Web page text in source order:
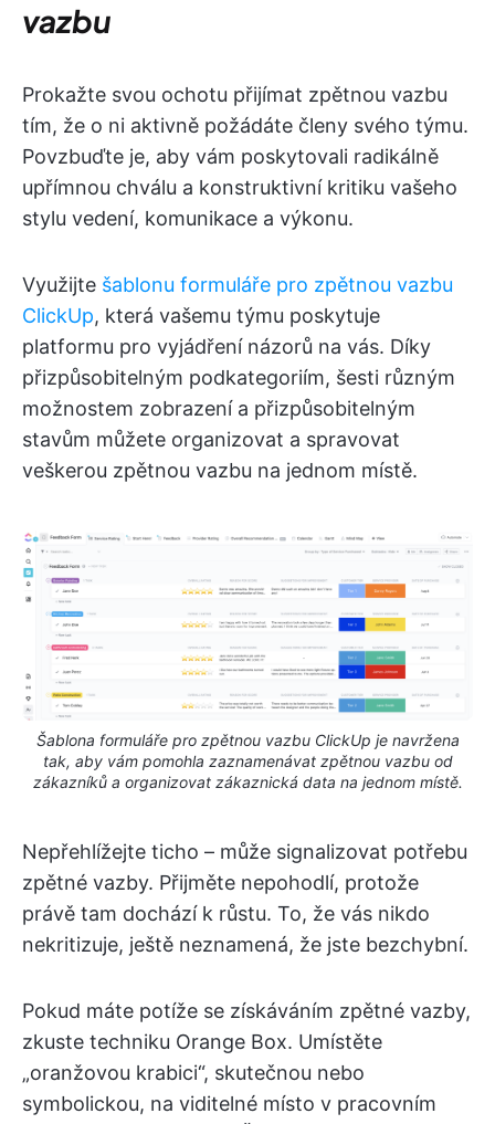
vazbu
Prokažte svou ochotu přijímat zpětnou vazbu
tím, že o ni aktivně požádáte členy svého týmu.
Povzbuďte je, aby vám poskytovali radikálně
upřímnou chválu a konstruktivní kritiku vašeho
stylu vedení, komunikace a výkonu.
Využijte šablonu formuláře pro zpětnou vazbu
ClickUp, která vašemu týmu poskytuje
platformu pro vyjádření názorů na vás. Díky
přizpůsobitelným podkategoriím, šesti různým
možnostem zobrazení a přizpůsobitelným
stavům můžete organizovat a spravovat
veškerou zpětnou vazbu na jednom místě.
Šablona formuláře pro zpětnou vazbu ClickUp je navržena
tak, aby vám pomohla zaznamenávat zpětnou vazbu od
zákazníků a organizovat zákaznická data na jednom místě.
Nepřehlížejte ticho – může signalizovat potřebu
zpětné vazby. Přijměte nepohodlí, protože
právě tam dochází k růstu. To, že vás nikdo
nekritizuje, ještě neznamená, že jste bezchybní.
Pokud máte potíže se získáváním zpětné vazby,
zkuste techniku Orange Box. Umístěte
„oranžovou krabici“, skutečnou nebo
symbolickou, na viditelné místo v pracovním